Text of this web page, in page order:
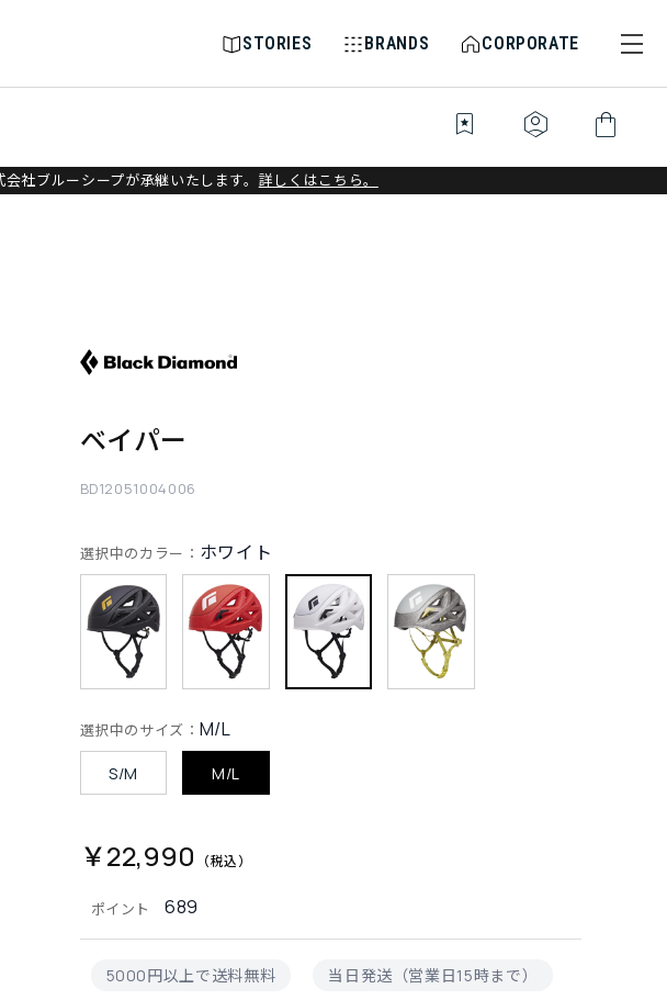
STORIES BRANDS CORPORATE
bookmark_star identity_platform shopping_bag
社ブルーシープが承継いたします。 詳しくはこちら。
ベイパー
BD12051004006
ポイント 689
選択中のカラー： ホワイト
選択中のサイズ： M/L
S/M M/L
5000円以上で送料無料 当日発送（営業日15時まで）
￥22,990